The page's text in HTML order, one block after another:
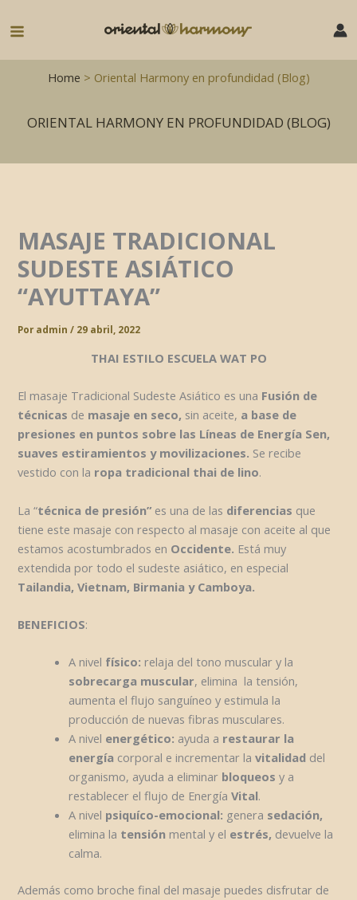
Main
MenuHome > Oriental Harmony en profundidad (Blog)
ORIENTAL HARMONY EN PROFUNDIDAD (BLOG)
MASAJE TRADICIONAL
SUDESTE ASIÁTICO
“AYUTTAYA”
Poradmin/ 29 abril, 2022
THAI ESTILO ESCUELA WAT PO
El masaje Tradicional Sudeste Asiático es una Fusión de
técnicas de masaje en seco, sin aceite, a base de
presiones en puntos sobre las Líneas de Energía Sen,
suaves estiramientos y movilizaciones. Se recibe
vestido con la ropa tradicional thai de lino.
La “técnica de presión” es una de las diferencias que
tiene este masaje con respecto al masaje con aceite al que
estamos acostumbrados en Occidente. Está muy
extendida por todo el sudeste asiático, en especial
Tailandia, Vietnam, Birmania y Camboya.
BENEFICIOS:
A nivel físico: relaja del tono muscular y la
sobrecarga muscular, elimina la tensión,
aumenta el flujo sanguíneo y estimula la
producción de nuevas fibras musculares.
A nivel energético: ayuda a restaurar la
energía corporal e incrementar la vitalidad del
organismo, ayuda a eliminar bloqueos y a
restablecer el flujo de EnergíaVital.
A nivel psiquíco-emocional: genera sedación,
elimina la tensión mental y el estrés, devuelve la
calma.
Además como broche final del masaje puedes disfrutar de